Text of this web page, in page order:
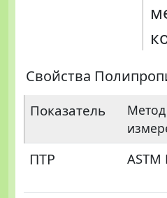
Свойства
Показатель
Метод
ПТР ASTM